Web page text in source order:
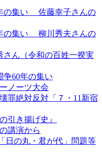
の集い 佐藤幸子さんの
の集い 柳川秀夫さんの
ん（令和の百姓一揆実
争60年の集い
ノーツ大会
罪絶対反対「７・11新宿
引き揚げ史』
講演から
日の丸・君が代」問題等